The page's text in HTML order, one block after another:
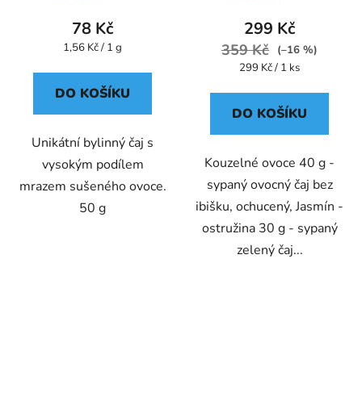
78 Kč
Měrná
1,56 Kč / 1 g
DO KOŠÍKU
Unikátní bylinný čaj s
vysokým podílem
mrazem sušeného ovoce.
50 g
299 Kč
359 Kč
(–16 %)
Měrná
299 Kč / 1 ks
DO KOŠÍKU
Kouzelné ovoce 40 g -
sypaný ovocný čaj bez
ibišku, ochucený, Jasmín -
ostružina 30 g - sypaný
zelený čaj...